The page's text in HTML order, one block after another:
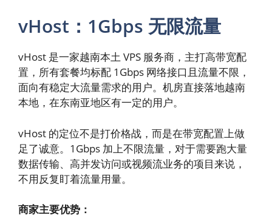
vHost：1Gbps 无限流量
vHost 是一家越南本土 VPS 服务商，主打高带宽配
置，所有套餐均标配 1Gbps 网络接口且流量不限，
面向有稳定大流量需求的用户。机房直接落地越南
本地，在东南亚地区有一定的用户。
vHost 的定位不是打价格战，而是在带宽配置上做
足了诚意。1Gbps 加上不限流量，对于需要跑大量
数据传输、高并发访问或视频流业务的项目来说，
不用反复盯着流量用量。
商家主要优势：